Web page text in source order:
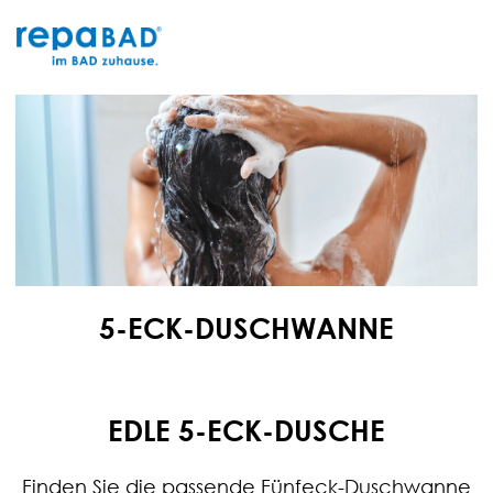
Inhalt
springen
5-ECK-DUSCHWANNE
EDLE 5-ECK-DUSCHE
Finden Sie die passende Fünfeck-Duschwanne